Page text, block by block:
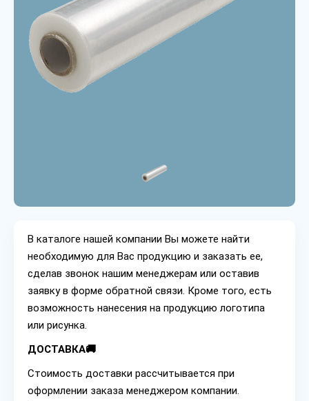
В каталоге нашей компании Вы можете найти
необходимую для Вас продукцию и заказать ее,
сделав звонок нашим менеджерам или оставив
заявку в форме обратной связи. Кроме того, есть
возможность нанесения на продукцию логотипа
или рисунка.
ДОСТАВКА🚚
Стоимость доставки рассчитывается при
оформлении заказа менеджером компании.